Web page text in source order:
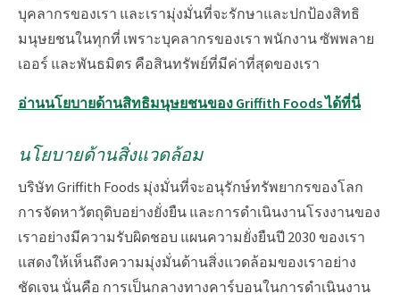
บุคลากรของเรา และเรามุ่งมั่นที่จะรักษาและปกป้องสิทธิ
มนุษยชนในทุกที่ เพราะบุคลากรของเรา พนักงาน ซัพพลาย
เออร์ และพันธมิตร คือสินทรัพย์ที่มีค่าที่สุดของเรา
อ่านนโยบายด้านสิทธิมนุษยชนของ Griffith Foods ได้ที่นี่
นโยบายด้านสิ่งแวดล้อม
บริษัท Griffith Foods มุ่งมั่นที่จะอนุรักษ์ทรัพยากรของโลก
การจัดหาวัตถุดิบอย่างยั่งยืน และการดำเนินงานโรงงานของ
เราอย่างมีความรับผิดชอบ แผนความยั่งยืนปี 2030 ของเรา
แสดงให้เห็นถึงความมุ่งมั่นด้านสิ่งแวดล้อมของเราอย่าง
ชัดเจน นั่นคือ การเป็นกลางทางคาร์บอนในการดำเนินงาน